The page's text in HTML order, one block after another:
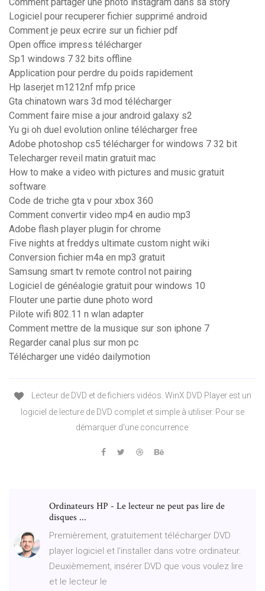
Comment partager une photo instagram dans sa story
Logiciel pour recuperer fichier supprimé android
Comment je peux ecrire sur un fichier pdf
Open office impress télécharger
Sp1 windows 7 32 bits offline
Application pour perdre du poids rapidement
Hp laserjet m1212nf mfp price
Gta chinatown wars 3d mod télécharger
Comment faire mise a jour android galaxy s2
Yu gi oh duel evolution online télécharger free
Adobe photoshop cs5 télécharger for windows 7 32 bit
Telecharger reveil matin gratuit mac
How to make a video with pictures and music gratuit
software
Code de triche gta v pour xbox 360
Comment convertir video mp4 en audio mp3
Adobe flash player plugin for chrome
Five nights at freddys ultimate custom night wiki
Conversion fichier m4a en mp3 gratuit
Samsung smart tv remote control not pairing
Logiciel de généalogie gratuit pour windows 10
Flouter une partie dune photo word
Pilote wifi 802.11 n wlan adapter
Comment mettre de la musique sur son iphone 7
Regarder canal plus sur mon pc
Télécharger une vidéo dailymotion
Lecteur de DVD et de fichiers vidéos. WinX DVD Player est un
logiciel de lecture de DVD complet et simple à utiliser. Pour se
démarquer d'une concurrence
Ordinateurs HP - Le lecteur ne peut pas lire de
disques ...
Premièrement, gratuitement télécharger DVD
player logiciel et l'installer dans votre ordinateur.
Deuxièmement, insérer DVD que vous voulez lire
et le lecteur le